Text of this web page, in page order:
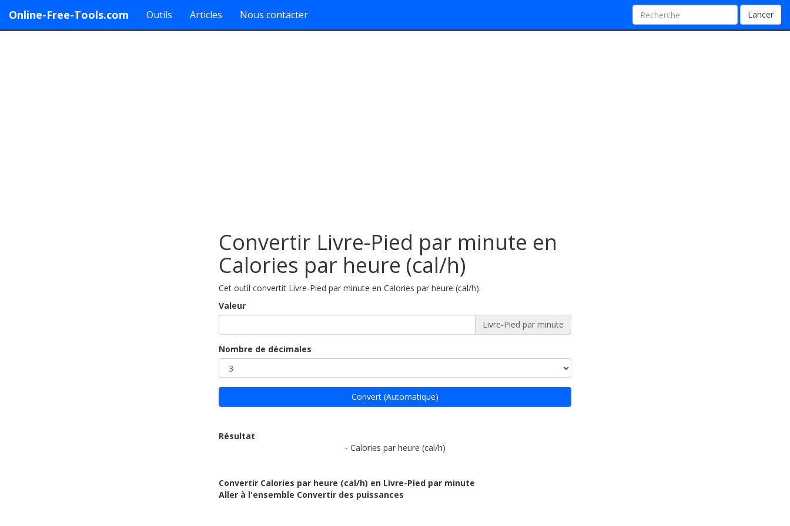
Online-Free-Tools.com Outils Articles Nous contacter Lancer
Convertir Livre-Pied par minute en
Calories par heure (cal/h)
Cet outil convertit Livre-Pied par minute en Calories par heure (cal/h).
Valeur
Livre-Pied par minute
Nombre de décimales
Convert (Automatique)
Résultat
- Calories par heure (cal/h)
Convertir Calories par heure (cal/h) en Livre-Pied par minute
Aller à l'ensemble Convertir des puissances